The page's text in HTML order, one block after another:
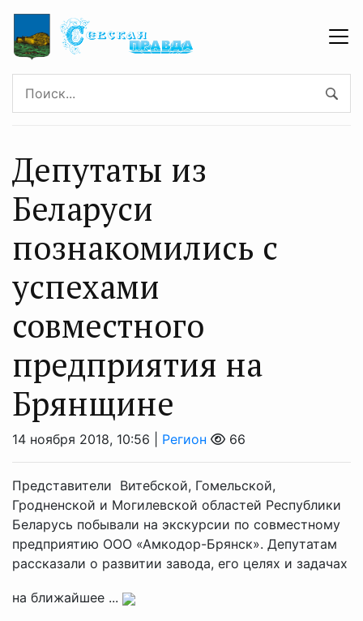
Депутаты из
Беларуси
познакомились с
успехами
совместного
предприятия на
Брянщине
14 ноября 2018, 10:56 | Регион 66
Представители Витебской, Гомельской,
Гродненской и Могилевской областей Республики
Беларусь побывали на экскурсии по совместному
предприятию ООО «Амкодор-Брянск». Депутатам
рассказали о развитии завода, его целях и задачах
на ближайшее ...